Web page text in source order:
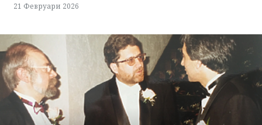
21 Февруари 2026